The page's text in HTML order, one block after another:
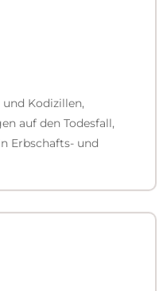
Kodizillen,
auf den Todesfall,
Erbschafts- und